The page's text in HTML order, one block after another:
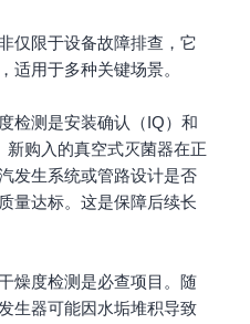
仅限于设备故障排查，它
适用于多种关键场景。
检测是安装确认（IQ）和
购入的真空式灭菌器在正
发生系统或管路设计是否
量达标。这是保障后续长
燥度检测是必查项目。随
生器可能因水垢堆积导致